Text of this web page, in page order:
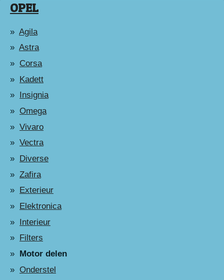
OPEL
Agila
Astra
Corsa
Kadett
Insignia
Omega
Vivaro
Vectra
Diverse
Zafira
Exterieur
Elektronica
Interieur
Filters
Motor delen
Onderstel